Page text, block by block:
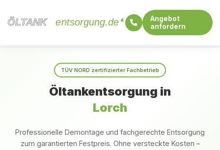
ÖLTANK
ÖLTANK entsorgung.de
Angebot
anfordern
TÜV NORD zertifizierter Fachbetrieb
Öltankentsorgung in
Lorch
Professionelle Demontage und fachgerechte Entsorgung
zum garantierten Festpreis. Ohne versteckte Kosten –